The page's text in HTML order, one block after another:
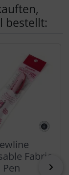
bestellt:
Fabric
Pen